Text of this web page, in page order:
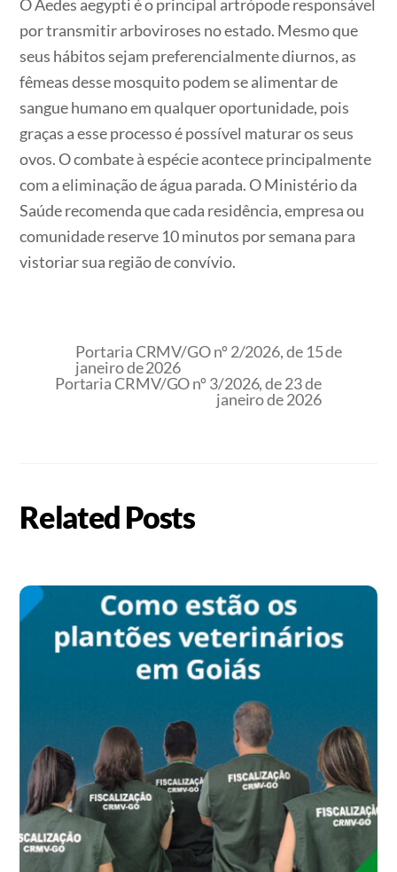
O Aedes aegypti é o principal artrópode responsável
por transmitir arboviroses no estado. Mesmo que
seus hábitos sejam preferencialmente diurnos, as
fêmeas desse mosquito podem se alimentar de
sangue humano em qualquer oportunidade, pois
graças a esse processo é possível maturar os seus
ovos. O combate à espécie acontece principalmente
com a eliminação de água parada. O Ministério da
Saúde recomenda que cada residência, empresa ou
comunidade reserve 10 minutos por semana para
vistoriar sua região de convívio.
Portaria CRMV/GO nº 2/2026, de 15 de
janeiro de 2026
Portaria CRMV/GO nº 3/2026, de 23 de
janeiro de 2026
Related Posts